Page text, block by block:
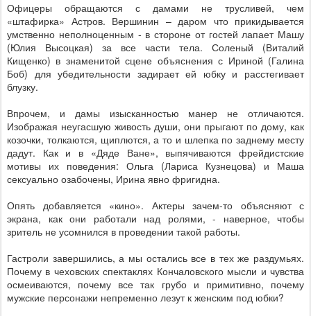
Офицеры обращаются с дамами не трусливей, чем
«штафирка» Астров. Вершинин – даром что прикидывается
умственно неполноценным - в стороне от гостей лапает Машу
(Юлия Высоцкая) за все части тела. Соленый (Виталий
Кищенко) в знаменитой сцене объяснения с Ириной (Галина
Боб) для убедительности задирает ей юбку и расстегивает
блузку.
Впрочем, и дамы изысканностью манер не отличаются.
Изображая неугасшую живость души, они прыгают по дому, как
козочки, толкаются, щиплются, а то и шлепка по заднему месту
дадут. Как и в «Дяде Ване», выпячиваются фрейдистские
мотивы их поведения: Ольга (Лариса Кузнецова) и Маша
сексуально озабочены, Ирина явно фригидна.
Опять добавляется «кино». Актеры зачем-то объясняют с
экрана, как они работали над ролями, - наверное, чтобы
зритель не усомнился в проведении такой работы.
Гастроли завершились, а мы остались все в тех же раздумьях.
Почему в чеховских спектаклях Кончаловского мысли и чувства
осмеиваются, почему все так грубо и примитивно, почему
мужские персонажи непременно лезут к женским под юбки?